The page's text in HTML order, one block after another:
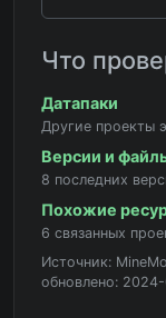
Что
Датапаки
Другие проекты
Версии и
8 последних
Похожие
6 связанных
Источник:
обновлено: